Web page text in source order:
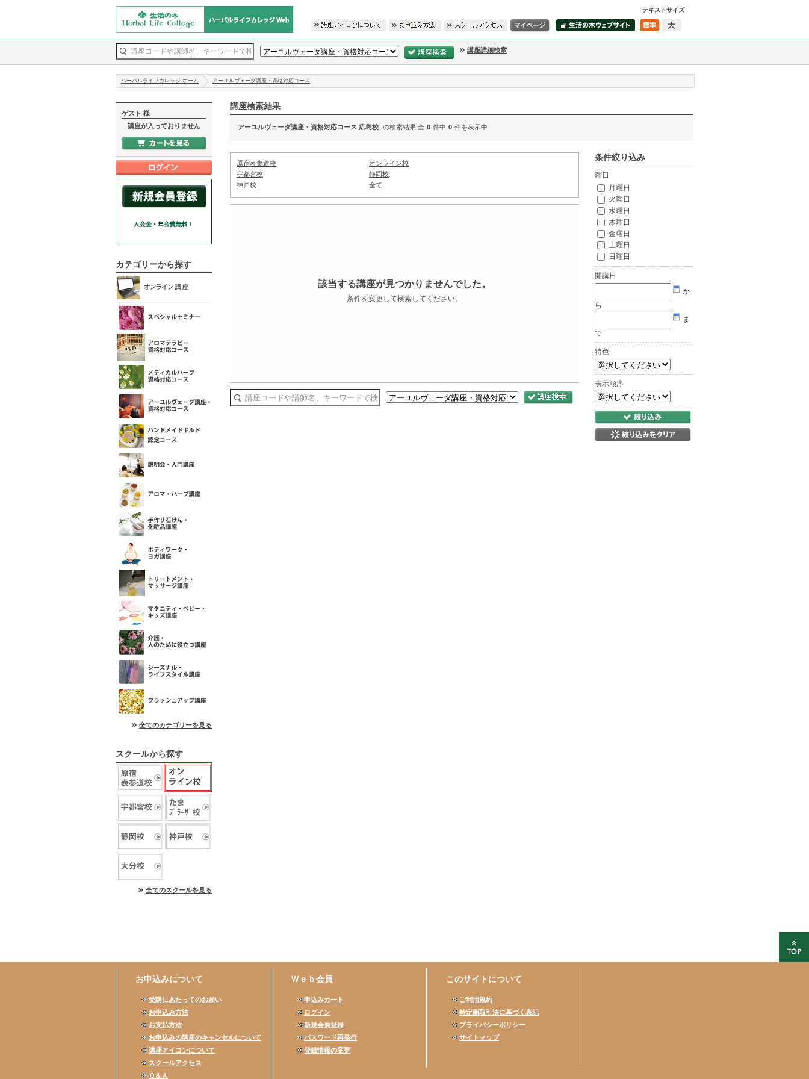
テキストサイズ
講座詳細検索
ハーバルライフカレッジ ホーム アーユルヴェーダ講座・資格対応コース
ゲスト 様
講座が入っておりません
カテゴリーから探す
全てのカテゴリーを見る
スクールから探す
全てのスクールを見る
講座検索結果
アーユルヴェーダ講座・資格対応コース 広島校 の検索結果 全 0 件中 0 件を表示中
原宿表参道校
オンライン校
宇都宮校
静岡校
神戸校
全て
該当する講座が見つかりませんでした。
条件を変更して検索してください。
条件絞り込み
曜日
月曜日
火曜日
水曜日
木曜日
金曜日
土曜日
日曜日
開講日
か
ら
ま
で
特色
表示順序
お申込みについて
受講にあたってのお願い
お申込み方法
お支払方法
お申込みの講座のキャンセルについて
講座アイコンについて
スクールアクセス
Ｑ＆Ａ
Ｗｅｂ会員
申込みカート
ログイン
新規会員登録
パスワード再発行
登録情報の変更
このサイトについて
ご利用規約
特定商取引法に基づく表記
プライバシーポリシー
サイトマップ